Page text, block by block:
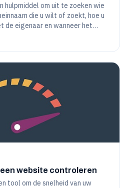
hulpmiddel om uit te zoeken wie
die u wilt of zoekt, hoe u
de eigenaar en wanneer het
een website controleren
tool om de snelheid van uw